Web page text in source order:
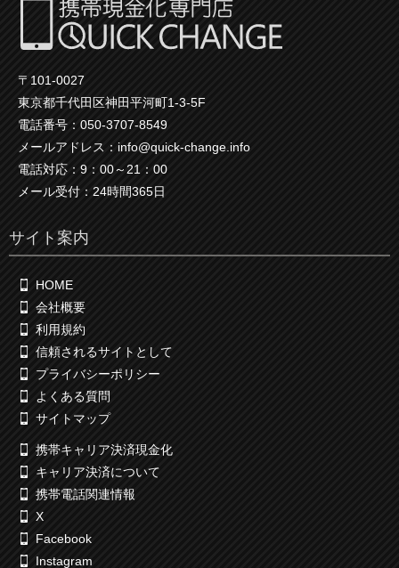
〒101-0027
東京都千代田区神田平河町1-3-5F
電話番号：050-3707-8549
メールアドレス：info@quick-change.info
電話対応：9：00～21：00
メール受付：24時間365日
サイト案内
HOME
会社概要
利用規約
信頼されるサイトとして
プライバシーポリシー
よくある質問
サイトマップ
携帯キャリア決済現金化
キャリア決済について
携帯電話関連情報
X
Facebook
Instagram